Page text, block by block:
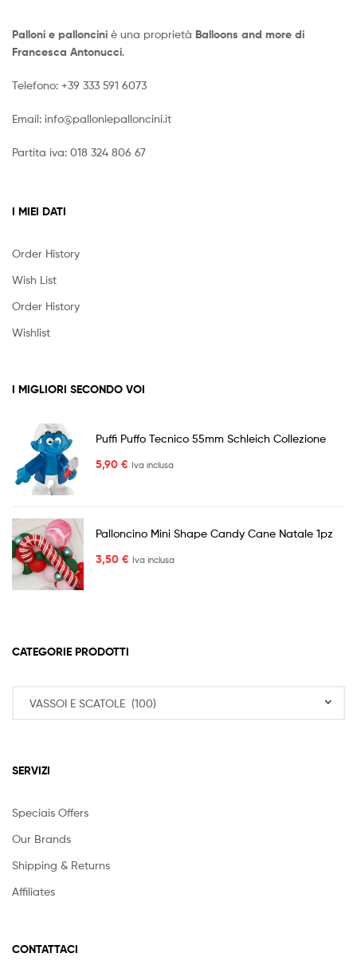
Palloni e palloncini è una proprietà Balloons and more di
Francesca Antonucci.
Telefono: +39 333 591 6073
Email: info@palloniepalloncini.it
Partita iva: 018 324 806 67
I MIEI DATI
Order History
Wish List
Order History
Wishlist
I MIGLIORI SECONDO VOI
Puffi Puffo Tecnico 55mm Schleich Collezione
5,90 € Iva inclusa
Palloncino Mini Shape Candy Cane Natale 1pz
3,50 € Iva inclusa
CATEGORIE PRODOTTI
SERVIZI
Speciais Offers
Our Brands
Shipping & Returns
Affiliates
CONTATTACI